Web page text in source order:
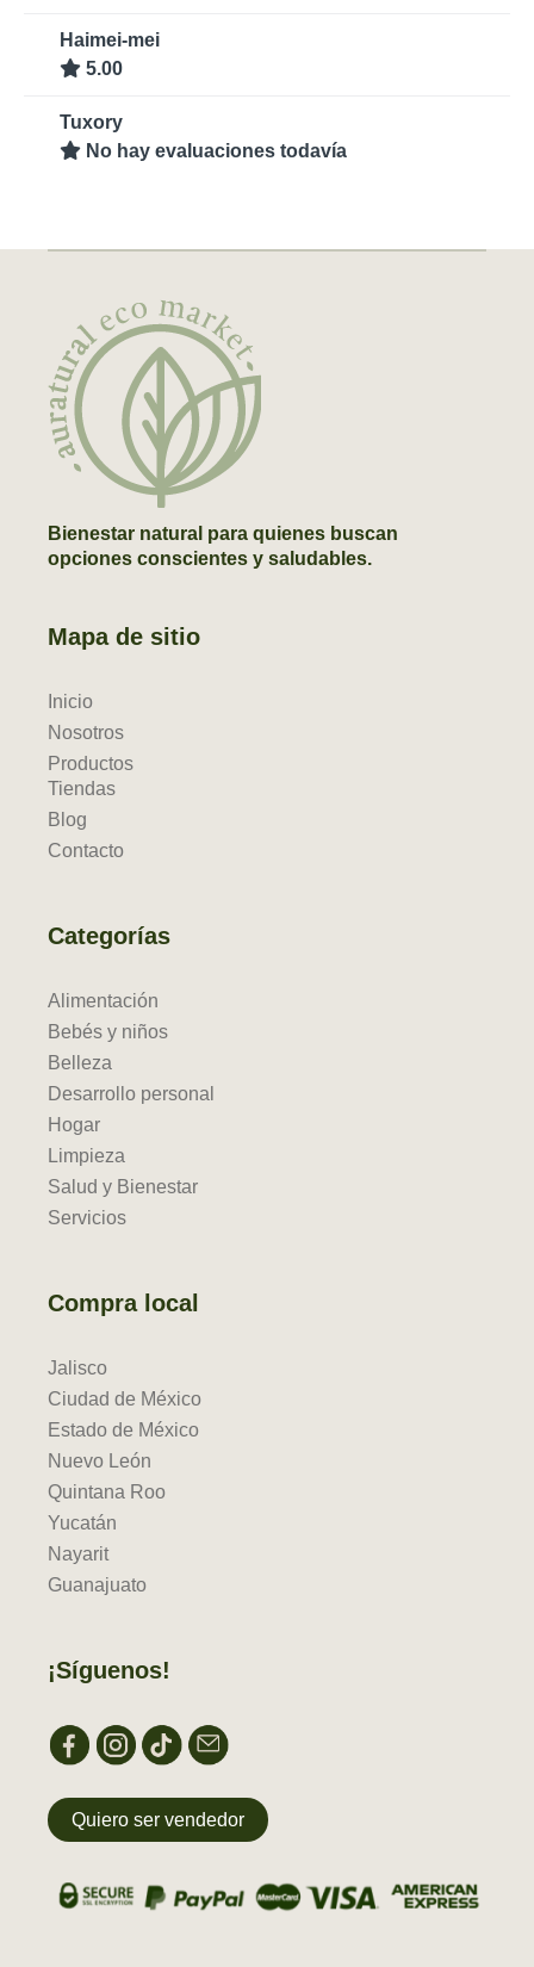
Haimei-mei
5.00
Tuxory
No hay evaluaciones todavía
Bienestar natural para quienes buscan
opciones conscientes y saludables.
Mapa de sitio
Inicio
Nosotros
Productos
Tiendas
Blog
Contacto
Categorías
Alimentación
Bebés y niños
Belleza
Desarrollo personal
Hogar
Limpieza
Salud y Bienestar
Servicios
Compra local
Jalisco
Ciudad de México
Estado de México
Nuevo León
Quintana Roo
Yucatán
Nayarit
Guanajuato
¡Síguenos!
Quiero ser vendedor